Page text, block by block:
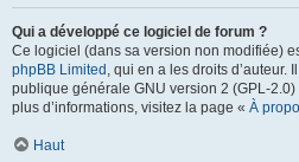
Qui a développé ce logiciel de forum ?
Ce logiciel (dans sa version non modifiée)
phpBB Limited , qui en a les droits d’auteur.
publique générale GNU version 2 (GPL-
plus d’informations, visitez la page « À
Haut